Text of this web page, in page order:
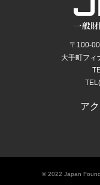
〒100-
大手町フィ
ア
© 2022 Japan